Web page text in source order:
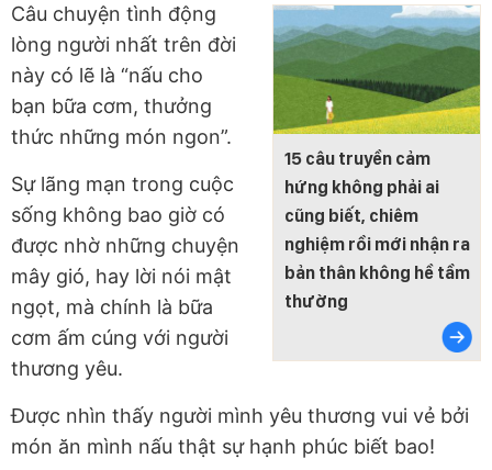
15 câu truyền cảm
hứng không phải ai
cũng biết, chiêm
nghiệm rồi mới nhận ra
bản thân không hề tầm
thường
Câu chuyện tình động
lòng người nhất trên đời
này có lẽ là “nấu cho
bạn bữa cơm, thưởng
thức những món ngon”.
Sự lãng mạn trong cuộc
sống không bao giờ có
được nhờ những chuyện
mây gió, hay lời nói mật
ngọt, mà chính là bữa
cơm ấm cúng với người
thương yêu.
Được nhìn thấy người mình yêu thương vui vẻ bởi
món ăn mình nấu thật sự hạnh phúc biết bao!